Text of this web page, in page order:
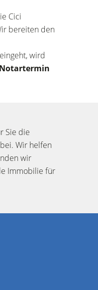
Cici
bereiten den
wird
Notartermin
Sie die
Wir helfen
wir
Immobilie für